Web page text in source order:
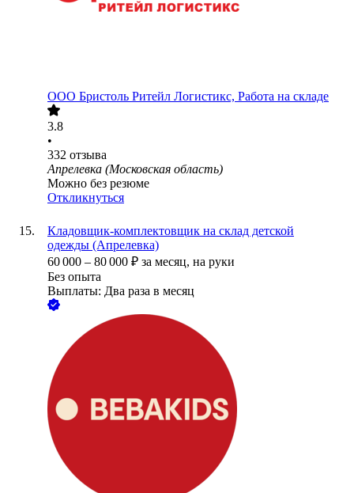
ООО Бристоль Ритейл Логистикс, Работа на складе
3.8
•
332 отзыва
Апрелевка (Московская область)
Можно без резюме
Откликнуться
Кладовщик-комплектовщик на склад детской
одежды (Апрелевка)
60 000 – 80 000 ₽ за месяц, на руки
Без опыта
Выплаты: Два раза в месяц